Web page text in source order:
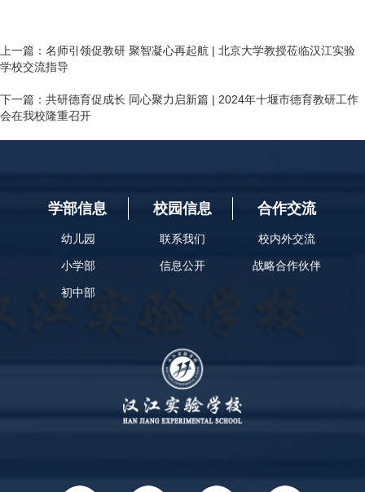
上一篇： ​名师引领促教研 聚智凝心再起航 | 北京大学教授莅临汉江实验
学校交流指导
下一篇： ​共研德育促成长 同心聚力启新篇 | 2024年十堰市德育教研工作
会在我校隆重召开
学部信息
幼儿园
小学部
初中部
校园信息
联系我们
信息公开
合作交流
校内外交流
战略合作伙伴